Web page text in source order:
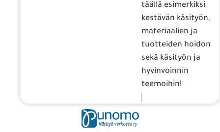
täällä esimerkiksi
kestävän käsityön,
materiaalien ja
tuotteiden hoidon
sekä käsityön ja
hyvinvoinnin
teemoihin!